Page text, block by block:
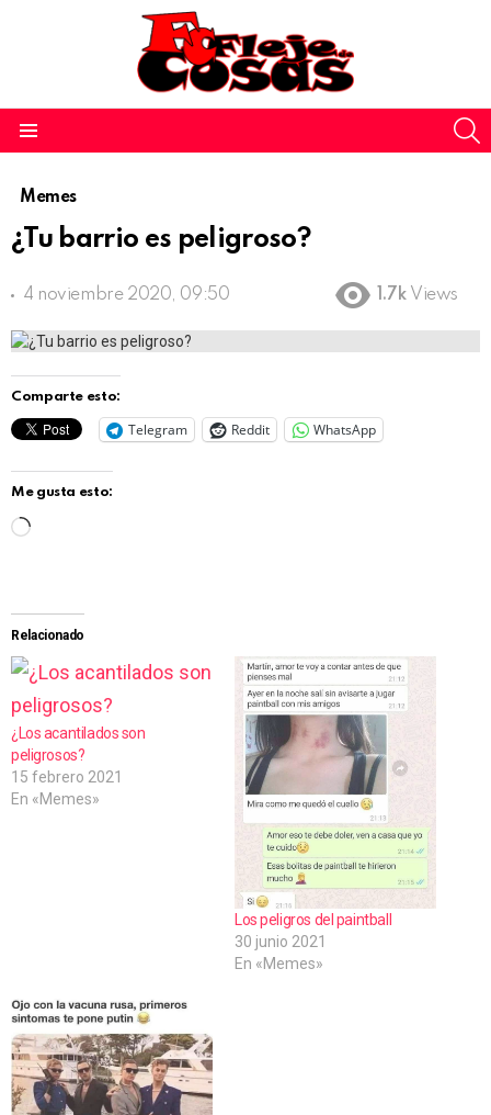
Memes
¿Tu barrio es peligroso?
4 noviembre 2020, 09:50 1.7k Views
Comparte esto:
Telegram Reddit WhatsApp
Me gusta esto:
g
a
n
d
o
.
Relacionado
¿Los acantilados son
peligrosos?
15 febrero 2021
En «Memes»
Los peligros del paintball
30 junio 2021
En «Memes»